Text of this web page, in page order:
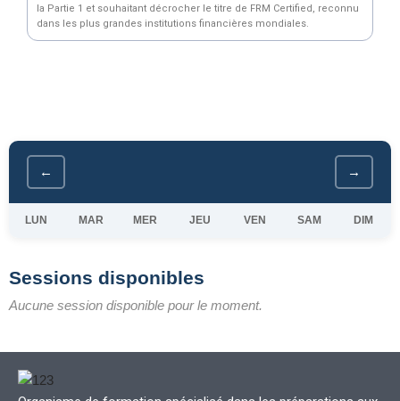
la Partie 1 et souhaitant décrocher le titre de FRM Certified, reconnu
dans les plus grandes institutions financières mondiales.
← →
LUN MAR MER JEU VEN SAM DIM
Sessions disponibles
Aucune session disponible pour le moment.